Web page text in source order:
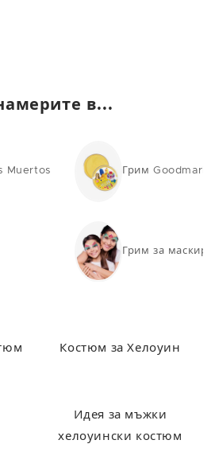
в...
Muertos Грим Goodmark
Грим за
Костюм за Хелоуин
Идея за мъжки
хелоуински костюм